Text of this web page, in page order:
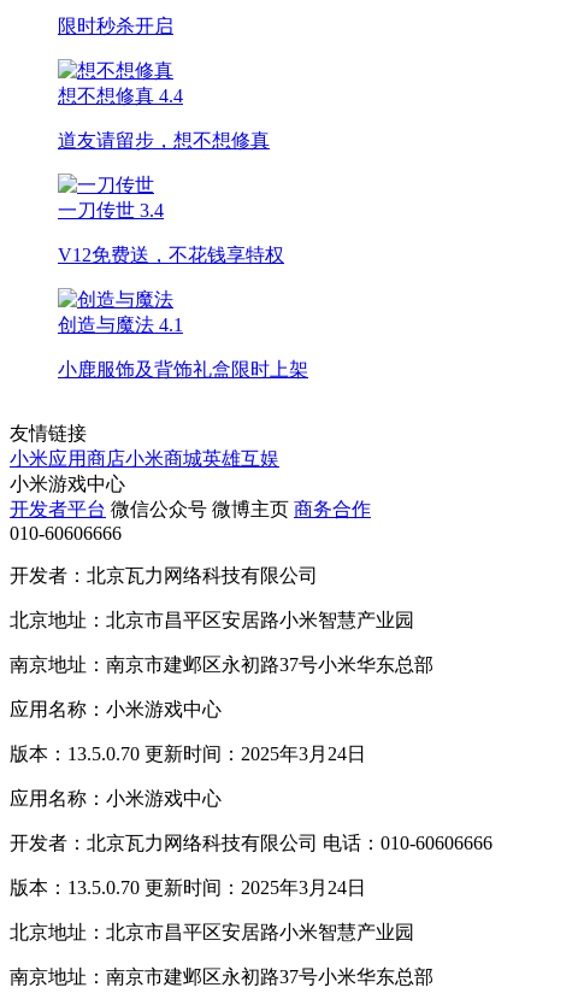
限时秒杀开启
想不想修真 4.4
道友请留步，想不想修真
一刀传世 3.4
V12免费送，不花钱享特权
创造与魔法 4.1
小鹿服饰及背饰礼盒限时上架
友情链接
小米应用商店小米商城英雄互娱
小米游戏中心
开发者平台 微信公众号 微博主页 商务合作
010-60606666
开发者：北京瓦力网络科技有限公司
北京地址：北京市昌平区安居路小米智慧产业园
南京地址：南京市建邺区永初路37号小米华东总部
应用名称：小米游戏中心
版本：13.5.0.70 更新时间：2025年3月24日
应用名称：小米游戏中心
开发者：北京瓦力网络科技有限公司 电话：010-60606666
版本：13.5.0.70 更新时间：2025年3月24日
北京地址：北京市昌平区安居路小米智慧产业园
南京地址：南京市建邺区永初路37号小米华东总部